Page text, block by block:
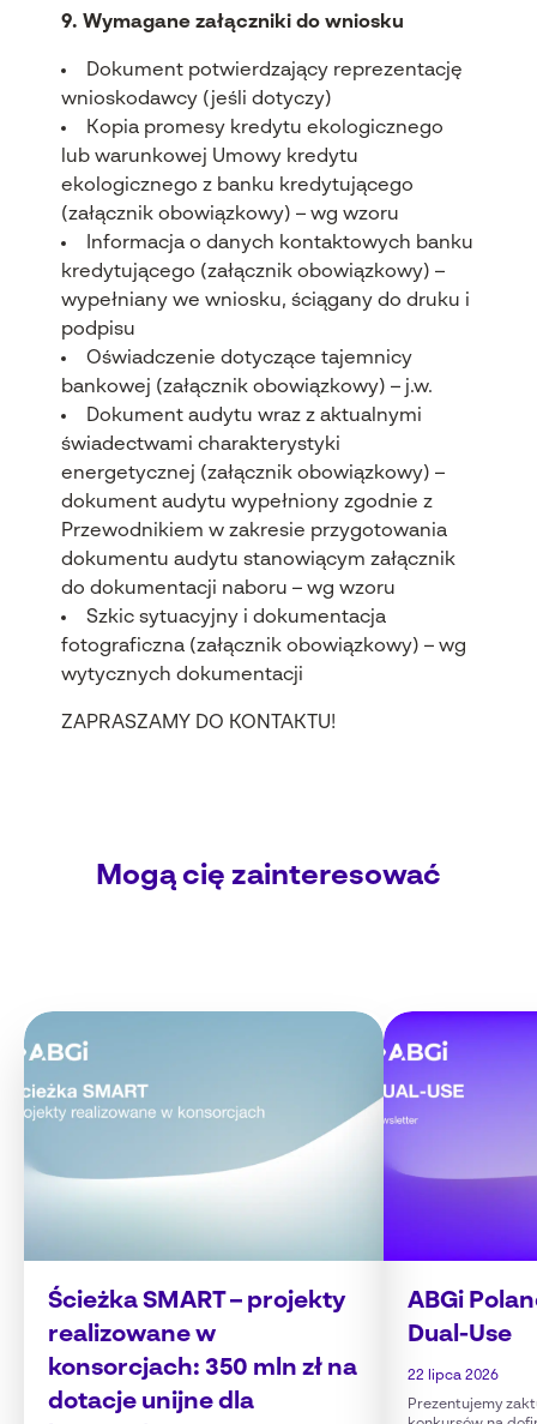
9. Wymagane załączniki do wniosku
Dokument potwierdzający reprezentację
wnioskodawcy (jeśli dotyczy)
Kopia promesy kredytu ekologicznego
lub warunkowej Umowy kredytu
ekologicznego z banku kredytującego
(załącznik obowiązkowy) –wg wzoru
Informacja o danych kontaktowych banku
kredytującego (załącznik obowiązkowy) –
wypełniany we wniosku, ściągany do druku i
podpisu
Oświadczenie dotyczące tajemnicy
bankowej (załącznik obowiązkowy) –j.w.
Dokument audytu wraz z aktualnymi
świadectwami charakterystyki
energetycznej (załącznik obowiązkowy) –
dokument audytu wypełniony zgodnie z
Przewodnikiem w zakresie przygotowania
dokumentu audytu stanowiącym załącznik
do dokumentacji naboru –wg wzoru
Szkic sytuacyjny i dokumentacja
fotograficzna (załącznik obowiązkowy) –wg
wytycznych dokumentacji
ZAPRASZAMY DO KONTAKTU!
Mogą cię zainteresować
Ścieżka SMART – projekty
realizowane w
konsorcjach: 350 mln zł na
dotacje unijne dla
ABGi
Dual-Use
22 lipca 2026
Prezentujemy